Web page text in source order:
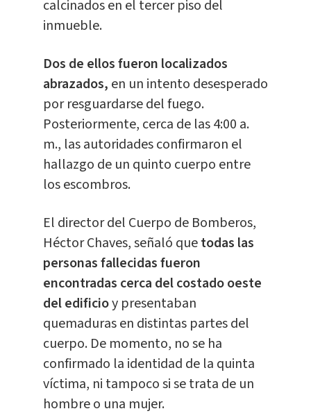
calcinados en el tercer piso del
inmueble.
Dos de ellos fueron localizados
abrazados, en un intento desesperado
por resguardarse del fuego.
Posteriormente, cerca de las 4:00 a.
m., las autoridades confirmaron el
hallazgo de un quinto cuerpo entre
los escombros.
El director del Cuerpo de Bomberos,
Héctor Chaves, señaló quetodas las
personas fallecidas fueron
encontradas cerca del costado oeste
del edificioy presentaban
quemaduras en distintas partes del
cuerpo. De momento, no se ha
confirmado la identidad de la quinta
víctima, ni tampoco si se trata de un
hombre o una mujer.